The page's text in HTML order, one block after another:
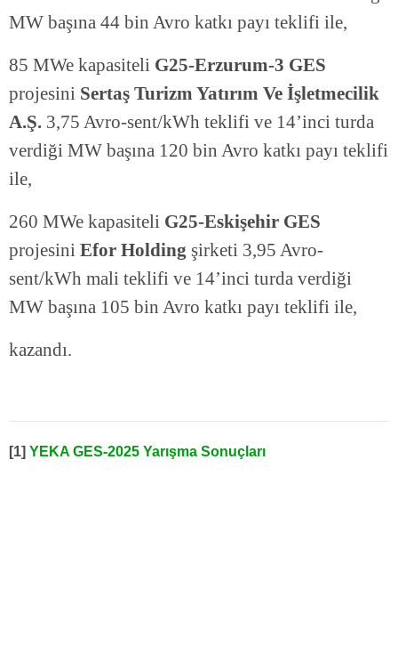
MW başına 44 bin Avro katkı payı teklifi ile,
85 MWe kapasiteli G25-Erzurum-3 GES
projesini Sertaş Turizm Yatırım Ve İşletmecilik
A.Ş. 3,75 Avro-sent/kWh teklifi ve 14’inci turda
verdiği MW başına 120 bin Avro katkı payı teklifi
ile,
260 MWe kapasiteli G25-Eskişehir GES
projesini Efor Holding şirketi 3,95 Avro-
sent/kWh mali teklifi ve 14’inci turda verdiği
MW başına 105 bin Avro katkı payı teklifi ile,
kazandı.
[1] YEKA GES-2025 Yarışma Sonuçları